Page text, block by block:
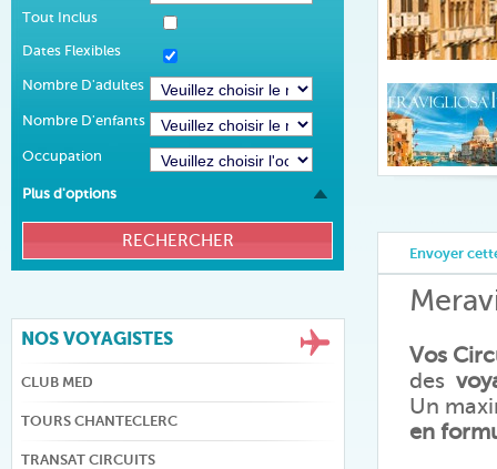
Tout Inclus
Dates Flexibles
Nombre D'adultes
Nombre D'enfants
Occupation
Plus d'options
NOS VOYAGISTES
CLUB MED
TOURS CHANTECLERC
TRANSAT CIRCUITS
Envoyer
Vos
des
Un
en